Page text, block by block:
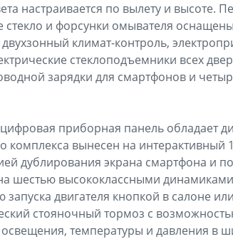
настраивается по вылету и высоте.
стекло и форсунки омывателя
климат-контроль,
стеклоподъемники всех
зарядки для смартфонов и
приборная панель обладает
комплекса вынесен на
дублирования экрана смартфона и
шестью высококлассными
запуска двигателя кнопкой в салоне
стояночный тормоз с
температуры и давления в